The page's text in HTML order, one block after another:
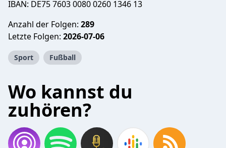
IBAN: DE75 7603 0080 0260 1346 13
Anzahl der Folgen: 289
Letzte Folgen: 2026-07-06
Sport Fußball
Wo kannst du
zuhören?